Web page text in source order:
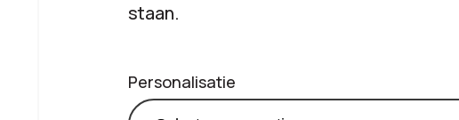
staan.
Personalisatie